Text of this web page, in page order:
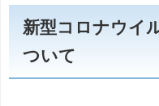
新型コロナウイ
ついて